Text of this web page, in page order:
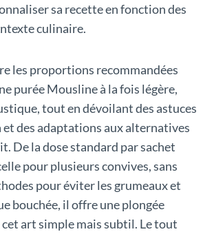
sa recette en fonction des
culinaire.
les proportions recommandées
purée Mousline à la fois légère,
tout en dévoilant des astuces
des adaptations aux alternatives
De la dose standard par sachet
pour plusieurs convives, sans
pour éviter les grumeaux et
bouchée, il offre une plongée
art simple mais subtil. Le tout